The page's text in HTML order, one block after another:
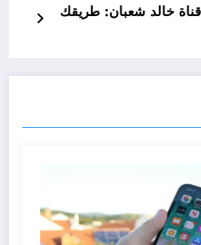
خالد شعبان: طريقك